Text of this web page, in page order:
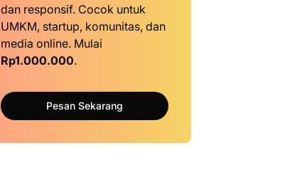
dan responsif. Cocok untuk
UMKM, startup, komunitas, dan
media online. Mulai
Rp1.000.000.
Pesan Sekarang